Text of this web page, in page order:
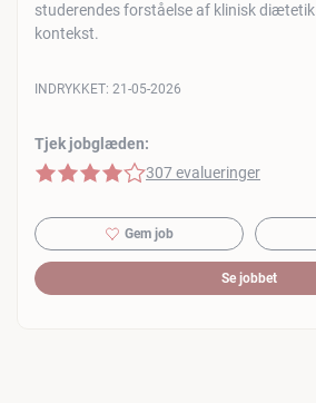
studerendes forståelse af klinisk
kontekst.
Tjek jobglæden:
4 af 5 stjerner
307 evalueringer
INDRYKKET: 21-05-2026
Gem job
Se jobbet